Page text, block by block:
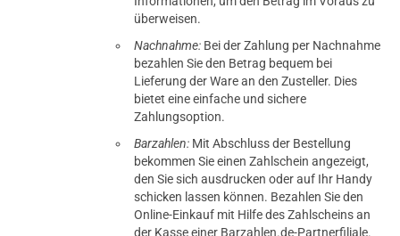
überweisen.
Nachnahme: Bei der Zahlung per Nachnahme
bezahlen Sie den Betrag bequem bei
Lieferung der Ware an den Zusteller. Dies
bietet eine einfache und sichere
Zahlungsoption.
Barzahlen: Mit Abschluss der Bestellung
bekommen Sie einen Zahlschein angezeigt,
den Sie sich ausdrucken oder auf Ihr Handy
schicken lassen können. Bezahlen Sie den
Online-Einkauf mit Hilfe des Zahlscheins an
der Kasse einer Barzahlen.de-Partnerfiliale.